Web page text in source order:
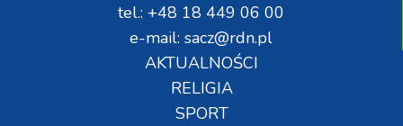
tel.: +48 18 449 06 00
e-mail: sacz@rdn.pl
AKTUALNOŚCI
RELIGIA
SPORT